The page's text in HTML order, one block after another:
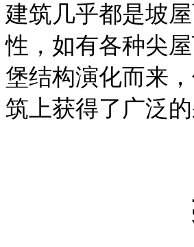
建筑几乎都是坡
性，如有各种尖
堡结构演化而来
筑上获得了广泛的